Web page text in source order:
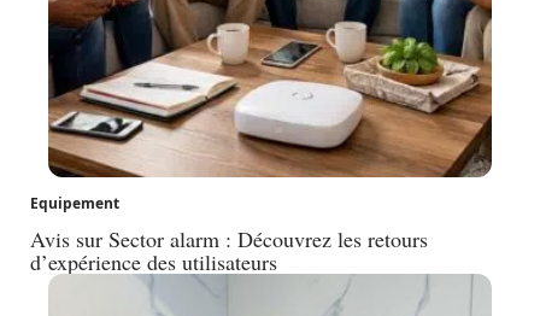
Equipement
Avis sur Sector alarm : Découvrez les retours
d’expérience des utilisateurs